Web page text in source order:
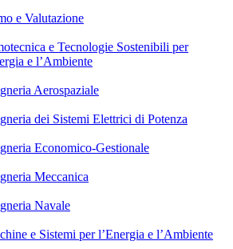
e Valutazione
e Tecnologie Sostenibili per
e l’Ambiente
Aerospaziale
dei Sistemi Elettrici di Potenza
Economico-Gestionale
Meccanica
Navale
e Sistemi per l’Energia e l’Ambiente